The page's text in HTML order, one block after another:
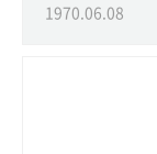
1970.06.08